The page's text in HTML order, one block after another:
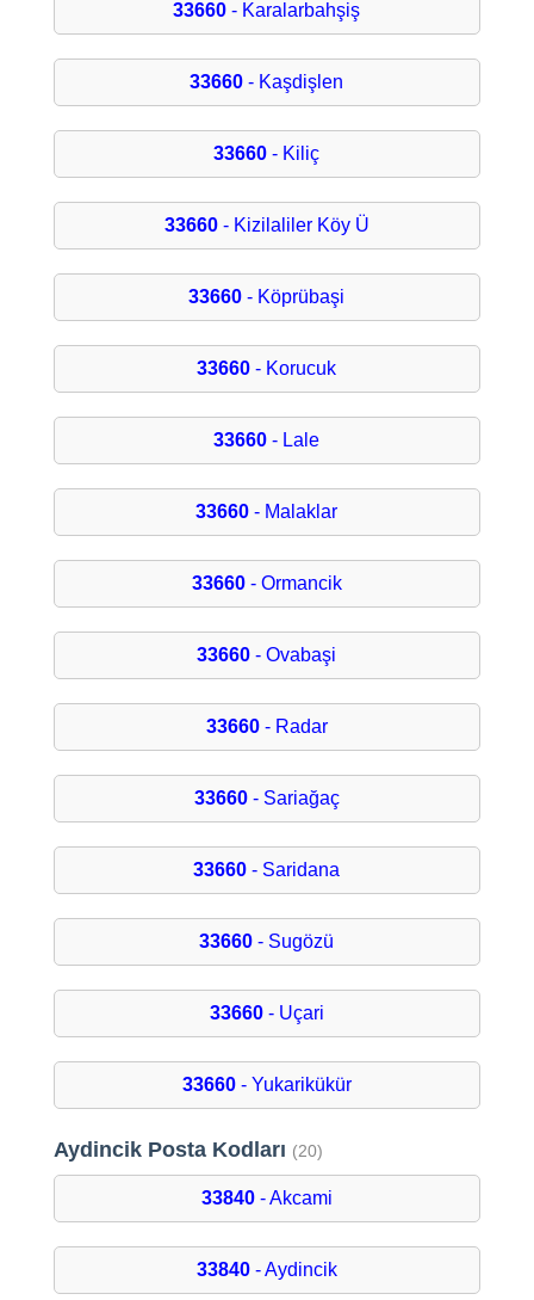
33660 - Karalarbahşiş
33660 - Kaşdişlen
33660 - Kiliç
33660- Kizilaliler Köy Ü
33660 - Köprübaşi
33660 - Korucuk
33660 - Lale
33660 - Malaklar
33660- Ormancik
33660 - Ovabaşi
33660- Radar
33660- Sariağaç
33660 - Saridana
33660 - Sugözü
33660- Uçari
33660- Yukarikükür
Aydincik Posta Kodları (20)
33840- Akcami
33840- Aydincik